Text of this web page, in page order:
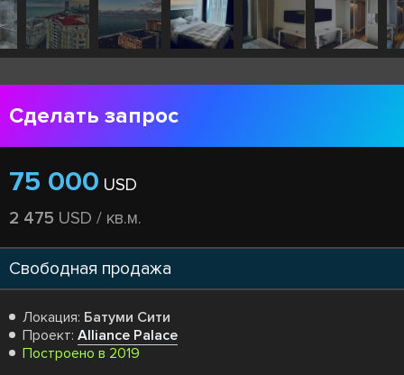
Сделать запрос
75 000 USD
2 475 USD / кв.м.
Свободная продажа
Локация: Батуми Сити
Проект: Alliance Palace
Построено в 2019